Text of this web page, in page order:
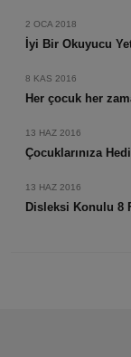
2 OCA 2018
İyi Bir Okuyucu
8 KAS 2016
Her çocuk her
13 HAZ 2016
Çocuklarınıza
13 HAZ 2016
Disleksi Konulu 8